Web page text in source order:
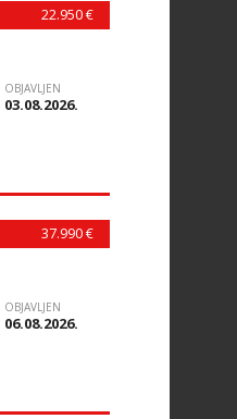
22.950 €
OBJAVLJEN
03.08.2026.
37.990 €
OBJAVLJEN
06.08.2026.